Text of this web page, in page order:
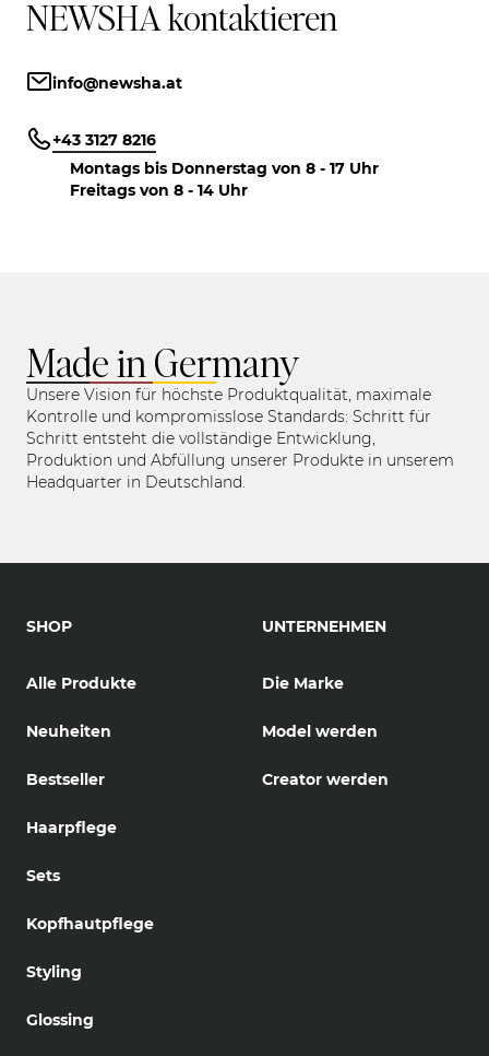
NEWSHA kontaktieren
info@newsha.at
+43 3127 8216
Montags bis Donnerstag von 8 - 17 Uhr
Freitags von 8 - 14 Uhr
Made in Germany
Unsere Vision für höchste Produktqualität, maximale
Kontrolle und kompromisslose Standards: Schritt für
Schritt entsteht die vollständige Entwicklung,
Produktion und Abfüllung unserer Produkte in unserem
Headquarter in Deutschland.
SHOP
Alle Produkte
Neuheiten
Bestseller
Haarpflege
Sets
Kopfhautpflege
Styling
Glossing
UNTERNEHMEN
Die Marke
Model werden
Creator werden